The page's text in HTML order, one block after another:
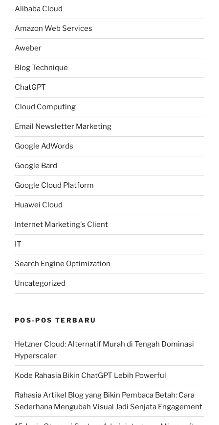
Alibaba Cloud
Amazon Web Services
Aweber
Blog Technique
ChatGPT
Cloud Computing
Email Newsletter Marketing
Google AdWords
Google Bard
Google Cloud Platform
Huawei Cloud
Internet Marketing's Client
IT
Search Engine Optimization
Uncategorized
POS-POS TERBARU
Hetzner Cloud: Alternatif Murah di Tengah Dominasi
Hyperscaler
Kode Rahasia Bikin ChatGPT Lebih Powerful
Rahasia Artikel Blog yang Bikin Pembaca Betah: Cara
Sederhana Mengubah Visual Jadi Senjata Engagement